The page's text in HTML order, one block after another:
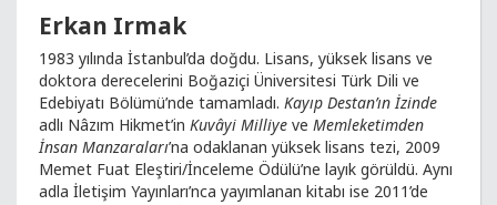
Erkan Irmak
1983 yılında İstanbul’da doğdu. Lisans, yüksek lisans ve
doktora derecelerini Boğaziçi Üniversitesi Türk Dili ve
Edebiyatı Bölümü’nde tamamladı. Kayıp Destan’ın İzinde
adlı Nâzım Hikmet’in Kuvâyi Milliye ve Memleketimden
İnsan Manzaraları’na odaklanan yüksek lisans tezi, 2009
Memet Fuat Eleştiri/İnceleme Ödülü’ne layık görüldü. Aynı
adla İletişim Yayınları’nca yayımlanan kitabı ise 2011’de